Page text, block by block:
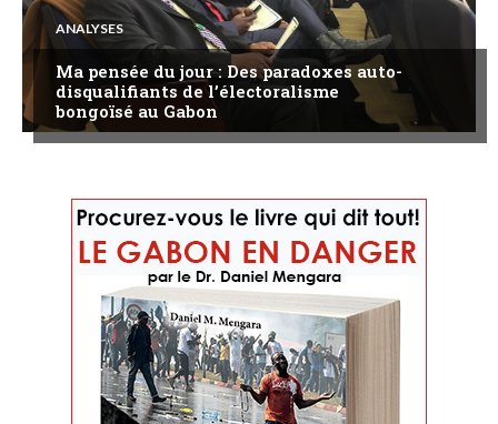
ANALYSES
Ma pensée du jour : Des paradoxes auto-
disqualifiants de l’électoralisme
bongoïsé au Gabon